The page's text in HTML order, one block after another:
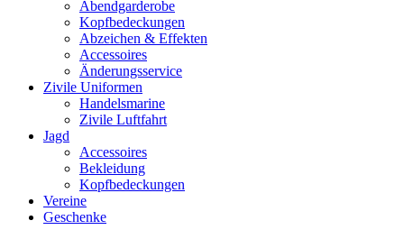
Abendgarderobe
Kopfbedeckungen
Abzeichen & Effekten
Accessoires
Änderungsservice
Zivile Uniformen
Handelsmarine
Zivile Luftfahrt
Jagd
Accessoires
Bekleidung
Kopfbedeckungen
Vereine
Geschenke